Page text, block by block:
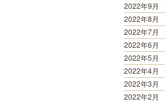
2022年9月
2022年8月
2022年7月
2022年6月
2022年5月
2022年4月
2022年3月
2022年2月